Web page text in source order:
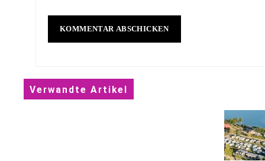
Verwandte Artikel